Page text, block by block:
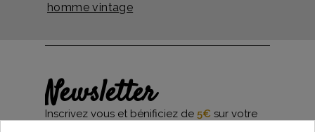
homme vintage
Newsletter
Inscrivez vous et bénificiez de 5€ sur votre